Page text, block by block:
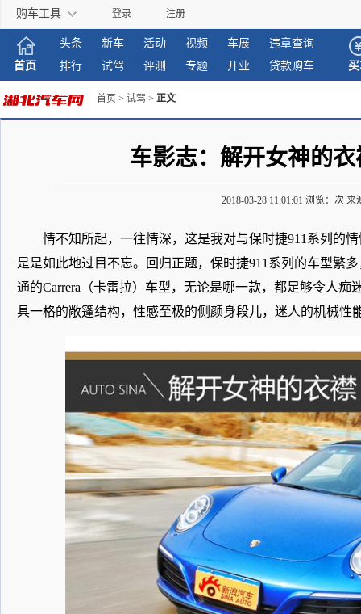
购车工具 登录 注册
首页
头条 新车 活动 视频 车展
违章查询
排行
试驾 评测 专题 开业 贷款购车
首页 > 试驾 > 正文
车影志：解开女神的衣
2018-03-28 11:01:01 浏览： 次 来
情不知所起，一往情深，这是我对与保时捷911系列的
是是如此地过目不忘。回归正题，保时捷911系列的车型繁
通的Carrera（卡雷拉）车型，无论是哪一款，都足够令人痴
具一格的敞篷结构，性感至极的侧颜身段儿，迷人的机械性